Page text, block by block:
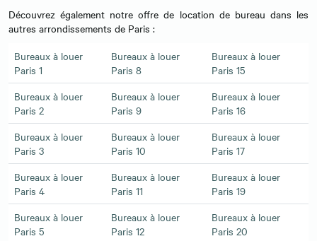
Découvrez également notre offre de location de bureau dans les
autres arrondissements de Paris :
Bureaux à louer
Paris 1
Bureaux à louer
Paris 8
Bureaux à louer
Paris 15
Bureaux à louer
Paris 2
Bureaux à louer
Paris 9
Bureaux à louer
Paris 16
Bureaux à louer
Paris 3
Bureaux à louer
Paris 10
Bureaux à louer
Paris 17
Bureaux à louer
Paris 4
Bureaux à louer
Paris 11
Bureaux à louer
Paris 19
Bureaux à louer
Paris 5
Bureaux à louer
Paris 12
Bureaux à louer
Paris 20